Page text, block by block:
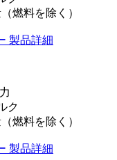
燃料を除く）
製品詳細
ク
燃料を除く）
製品詳細